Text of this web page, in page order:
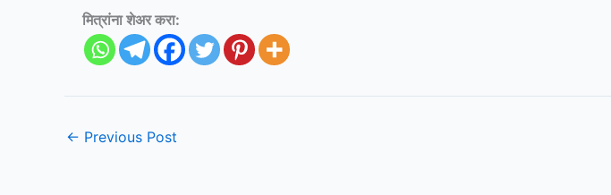
मित्रांना शेअर करा:
← Previous Post